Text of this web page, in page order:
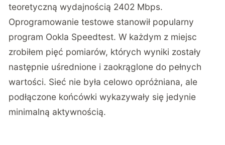
teoretyczną wydajnością 2402 Mbps.
Oprogramowanie testowe stanowił popularny
program Ookla Speedtest. W każdym z miejsc
zrobiłem pięć pomiarów, których wyniki zostały
następnie uśrednione i zaokrąglone do pełnych
wartości. Sieć nie była celowo opróżniana, ale
podłączone końcówki wykazywały się jedynie
minimalną aktywnością.